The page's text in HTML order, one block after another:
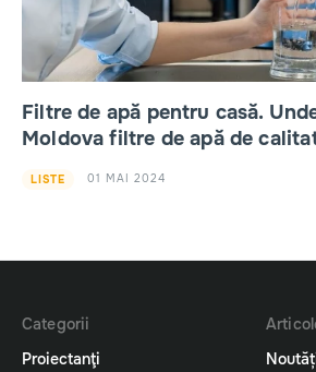
Filtre de apă pentru casă.
Moldova filtre de apă de
LISTE 01 MAI 2024
Categorii
Proiectanţi